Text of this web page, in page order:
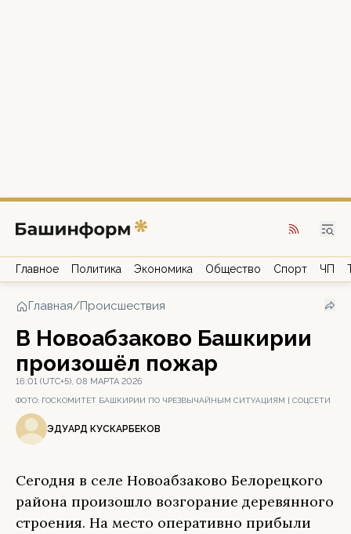
Главное Политика Экономика Общество Спорт ЧП
Главная/Происшествия
В Новоабзаково Башкирии
произошёл пожар
16:01 (UTC+5), 08 МАРТА 2026
ФОТО: ГОСКОМИТЕТ БАШКИРИИ ПО ЧРЕЗВЫЧАЙНЫМ СИТУАЦИЯМ | СОЦСЕТИ
ЭДУАРД КУСКАРБЕКОВ
Сегодня в селе Новоабзаково Белорецкого
района произошло возгорание деревянного
строения. На место оперативно прибыли